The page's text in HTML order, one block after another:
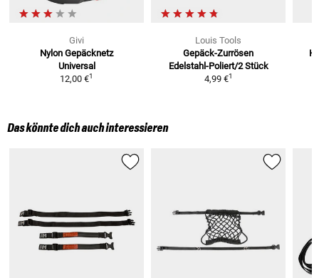
Givi
Nylon Gepäcknetz
Universal
12,00 €1
Louis Tools
Gepäck-Zurrösen
Edelstahl-Poliert/2 Stück
4,99 €1
Das könnte dich auch interessieren